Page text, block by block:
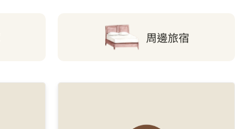
周邊旅宿